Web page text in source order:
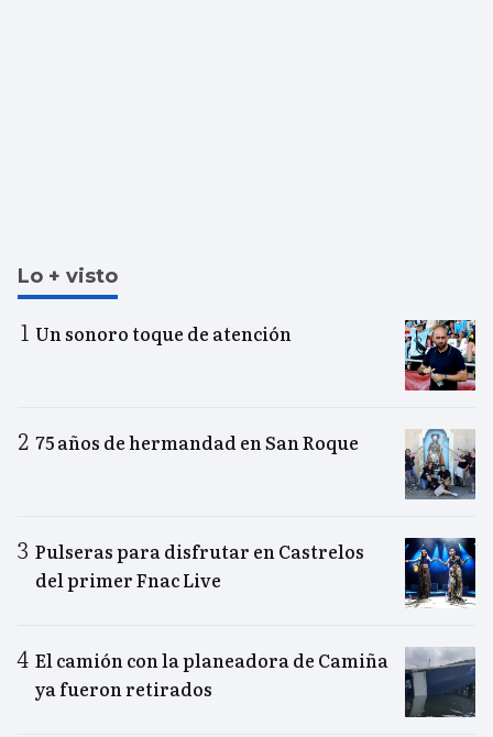
Lo + visto
Un sonoro toque de atención
75 años de hermandad en San Roque
Pulseras para disfrutar en Castrelos
del primer Fnac Live
El camión con la planeadora de Camiña
ya fueron retirados